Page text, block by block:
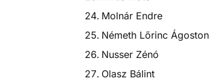
Molnár Endre
Németh Lőrinc Ágoston
Nusser Zénó
Olasz Bálint